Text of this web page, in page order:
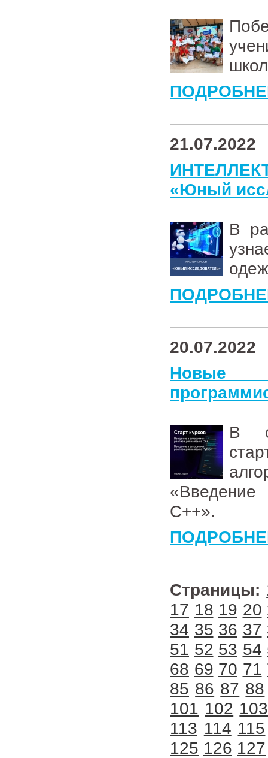
21.07.2022
«Юный
В
20.07.2022
Новые
В
C++».
Страницы:
17 18 19 20
34 35 36 37
51 52 53 54
68 69 70 71
85 86 87 88
101 102 103
113 114 115
125 126 127